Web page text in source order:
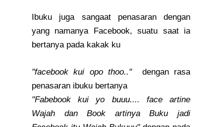
Ibuku juga sangaat penasaran dengan
yang namanya Facebook, suatu saat ia
bertanya pada kakak ku
"facebook kui opo thoo.."dengan rasa
penasaran ibuku bertanya
"Fabebook kui yo buuu.... face artine
Wajah dan Book artinya Buku jadi